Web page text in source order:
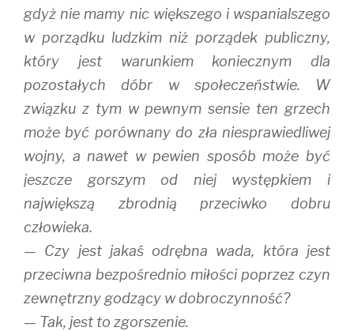
gdyż nie mamy nic większego i wspanialszego
w porządku ludzkim niż porządek publiczny,
który jest warunkiem koniecznym dla
pozostałych dóbr w społeczeństwie. W
związku z tym w pewnym sensie ten grzech
może być porównany do zła niesprawiedliwej
wojny, a nawet w pewien sposób może być
jeszcze gorszym od niej występkiem i
największą zbrodnią przeciwko dobru
człowieka.
— Czy jest jakaś odrębna wada, która jest
przeciwna bezpośrednio miłości poprzez czyn
zewnętrzny godzący w dobroczynność?
— Tak, jest to zgorszenie.